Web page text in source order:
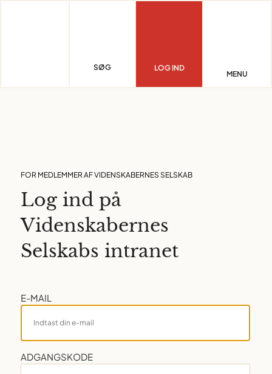
SØG LOG IND
MENU
FOR MEDLEMMER AF VIDENSKABERNES SELSKAB
Log ind på
Videnskabernes
Selskabs intranet
E-MAIL
ADGANGSKODE